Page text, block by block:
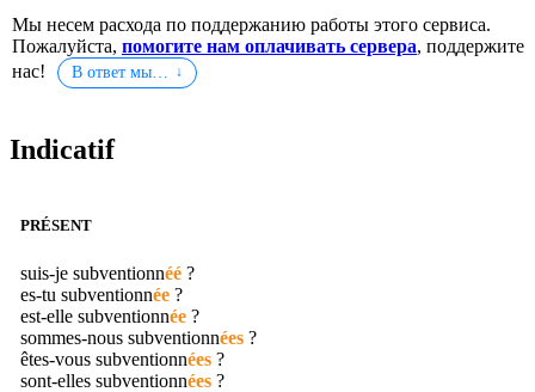
Мы несем расхода по поддержанию работы этого сервиса.
Пожалуйста, помогите нам оплачивать сервера, поддержите
нас!
В ответ мы…
Indicatif
PRÉSENT
suis-je subventionnéé ?
es-tu subventionnée ?
est-elle subventionnée ?
sommes-nous subventionnées ?
êtes-vous subventionnées ?
sont-elles subventionnées ?